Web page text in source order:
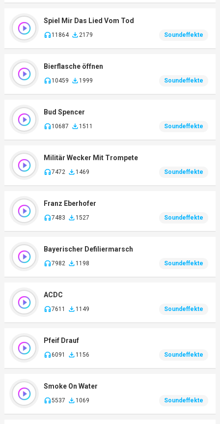
Spiel Mir Das Lied Vom Tod
11864 2179 Soundeffekte
Bierflasche öffnen
10459 1999 Soundeffekte
Bud Spencer
10687 1511 Soundeffekte
Militär Wecker Mit Trompete
7472 1469 Soundeffekte
Franz Eberhofer
7483 1527 Soundeffekte
Bayerischer Defiliermarsch
7982 1198 Soundeffekte
ACDC
7611 1149 Soundeffekte
Pfeif Drauf
6091 1156 Soundeffekte
Smoke On Water
5537 1069 Soundeffekte